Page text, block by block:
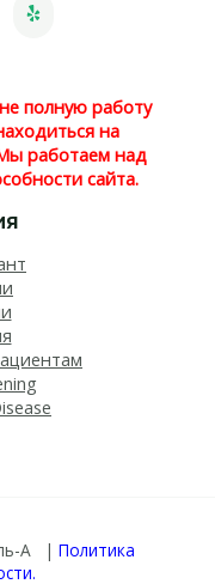
полную работу
на
работаем над
сайта.
А | Политика